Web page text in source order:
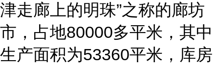
津走廊上的明珠”之称的廊坊
市，占地80000多平米，其中
生产面积为53360平米，库房